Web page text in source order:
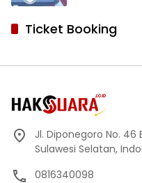
Ticket Booking
Jl. Diponegoro No. 46
Sulawesi Selatan,
0816340098